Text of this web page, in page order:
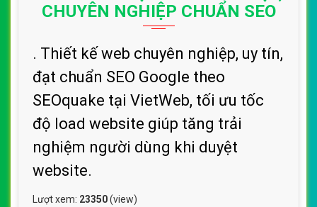
CHUYÊN NGHIỆP CHUẨN SEO
. Thiết kế web chuyên nghiệp, uy tín,
đạt chuẩn SEO Google theo
SEOquake tại VietWeb, tối ưu tốc
độ load website giúp tăng trải
nghiệm người dùng khi duyệt
website.
Lượt xem: 23350(view)